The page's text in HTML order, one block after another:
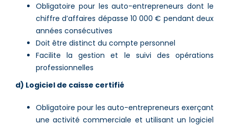
Obligatoire pour les auto-entrepreneurs dont le
chiffre d’affaires dépasse 10 000 € pendant deux
années consécutives
Doit être distinct du compte personnel
Facilite la gestion et le suivi des opérations
professionnelles
d) Logiciel de caisse certifié
Obligatoire pour les auto-entrepreneurs exerçant
une activité commerciale et utilisant un logiciel